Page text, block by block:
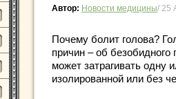
Автор: Новости медицины/ 25
Почему болит голова?
причин – об безобидного
может затрагивать одну
изолированной или без